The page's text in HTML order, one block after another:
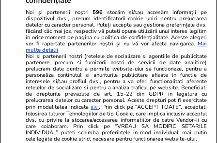
mai desemnează un nou
premier și ce variantă de guvern
are șanse, „de principiu”
PARTENERI
Noi și partenerii noștri 596 stocăm și/sau accesăm informații pe
dispozitivul dvs., precum identificatorii cookie unici pentru prelucrarea
datelor cu caracter personal. Puteți accepta sau gestiona preferințele dvs.
făcând clic mai jos, respectiv vă puteți opune utilizării unui interes legitim
în orice moment pe pagina cu politica de confidențialitate. Aceste alegeri
vor fi raportate partenerilor noștri și nu vă vor afecta navigarea. Mai
multe detalii
Noi si partenerii nostri (retelele de socializare si agentiile de publicitate
partenere, precum si furnizorii nostri de servicii de date analitice)
prelucram date pentru a permite website-ului sa functioneze, pentru a
personaliza continutul si anunturile publicitare afisate in functie de
interesele si/sau profilul dvs., pentru a va oferi functionalitati aferente
retelelor de socializare si pentru a analiza traficul pe website. Beneficiati
de drepturile prevazute de art. 15-22 din GDPR in legatura cu
prelucrarea datelor cu caracter personal. Aceste drepturi pot fi exercitate
prin modalitatea indicataaici. Prin click pe “ACCEPT TOATE”, acceptati
folosirea tuturor Tehnologiilor de tip Cookie, care implica inclusiv acceptul
dvs. cu privire la stocarea/accesarea informatiilor de catre Vendor-ii cu
care colaboram. Prin click pe “VREAU SA MODIFIC SETARILE
INDIVIDUAL” puteti schimba preferintele in mod individual, mai putin
cele legate de cookie strict necesare pentru functionarea website-ului.